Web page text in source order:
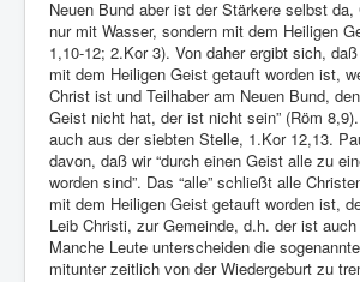
Neuen Bund aber ist der Stärkere selbst
nur mit Wasser, sondern mit dem Heiligen
1,10-12; 2.Kor 3). Von daher ergibt sich,
mit dem Heiligen Geist getauft worden ist,
Christ ist und Teilhaber am Neuen Bund,
Geist nicht hat, der ist nicht sein” (Röm
auch aus der siebten Stelle, 1.Kor 12,13.
davon, daß wir “durch einen Geist alle zu
worden sind”. Das “alle” schließt alle
mit dem Heiligen Geist getauft worden ist,
Leib Christi, zur Gemeinde, d.h. der ist
Manche Leute unterscheiden die
mitunter zeitlich von der Wiedergeburt zu